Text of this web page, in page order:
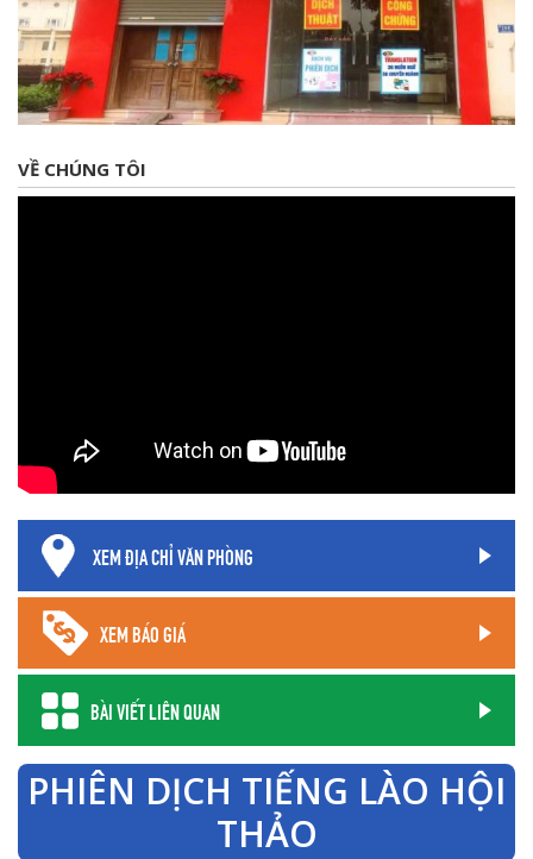
VỀ CHÚNG TÔI
XEM ĐỊA CHỈ VĂN PHÒNG
XEM BÁO GIÁ
BÀI VIẾT LIÊN QUAN
PHIÊN DỊCH TIẾNG LÀO HỘI
THẢO